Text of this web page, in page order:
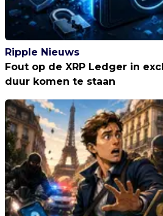
Ripple Nieuws
Fout op de XRP Ledger in
duur komen te staan